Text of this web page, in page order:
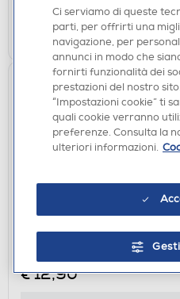
CUSTODIE
SBS - Cover Skinny per
€ 12,90
Ci serviamo di queste
parti, per offrirti una
navigazione, per
annunci in modo che
fornirti funzionalità dei
prestazioni del nostro
“Impostazioni cookie” ti
quali cookie verranno
preferenze. Consulta la
ulteriori informazioni.